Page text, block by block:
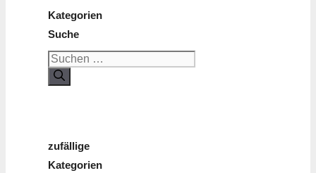
Kategorien
Suche
Suchen
nach:
zufällige
Kategorien